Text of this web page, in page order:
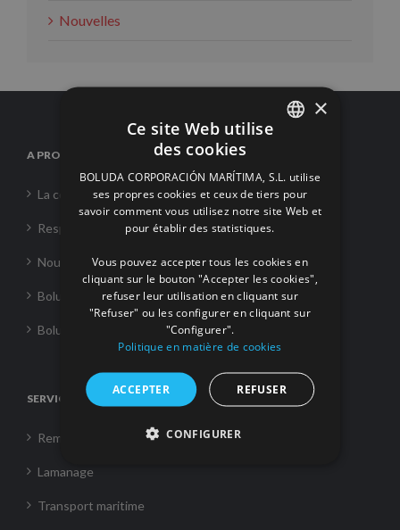
Nouvelles
A PROPOS DE NOUS
La corporation
Responsabilité Sociale
Nouvelles
Boluda Towage
Boluda Shipping
SERVICES
Remorquage
Lamanage
Transport maritime
ENGLISH
FRENCH
×
Ce site Web utilise
des cookies
BOLUDA CORPORACIÓN MARÍTIMA, S.L. utilise
ses propres cookies et ceux de tiers pour
savoir comment vous utilisez notre site Web et
pour établir des statistiques.
Vous pouvez accepter tous les cookies en
cliquant sur le bouton "Accepter les cookies",
refuser leur utilisation en cliquant sur
"Refuser" ou les configurer en cliquant sur
"Configurer".
Politique en matière de cookies
ACCEPTER REFUSER
CONFIGURER